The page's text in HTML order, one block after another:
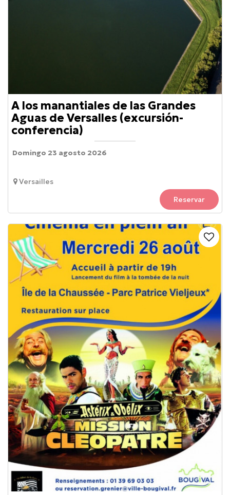
A los manantiales de las Grandes
Aguas de Versalles (excursión-
conferencia)
Versailles
Domingo 23 agosto 2026
Reservar